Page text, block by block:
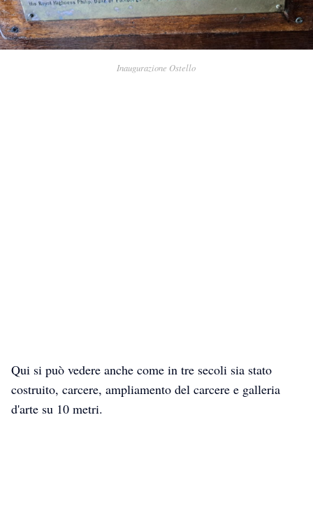
Inaugurazione Ostello
Qui si può vedere anche come in tre secoli sia stato
costruito, carcere, ampliamento del carcere e galleria
d'arte su 10 metri.